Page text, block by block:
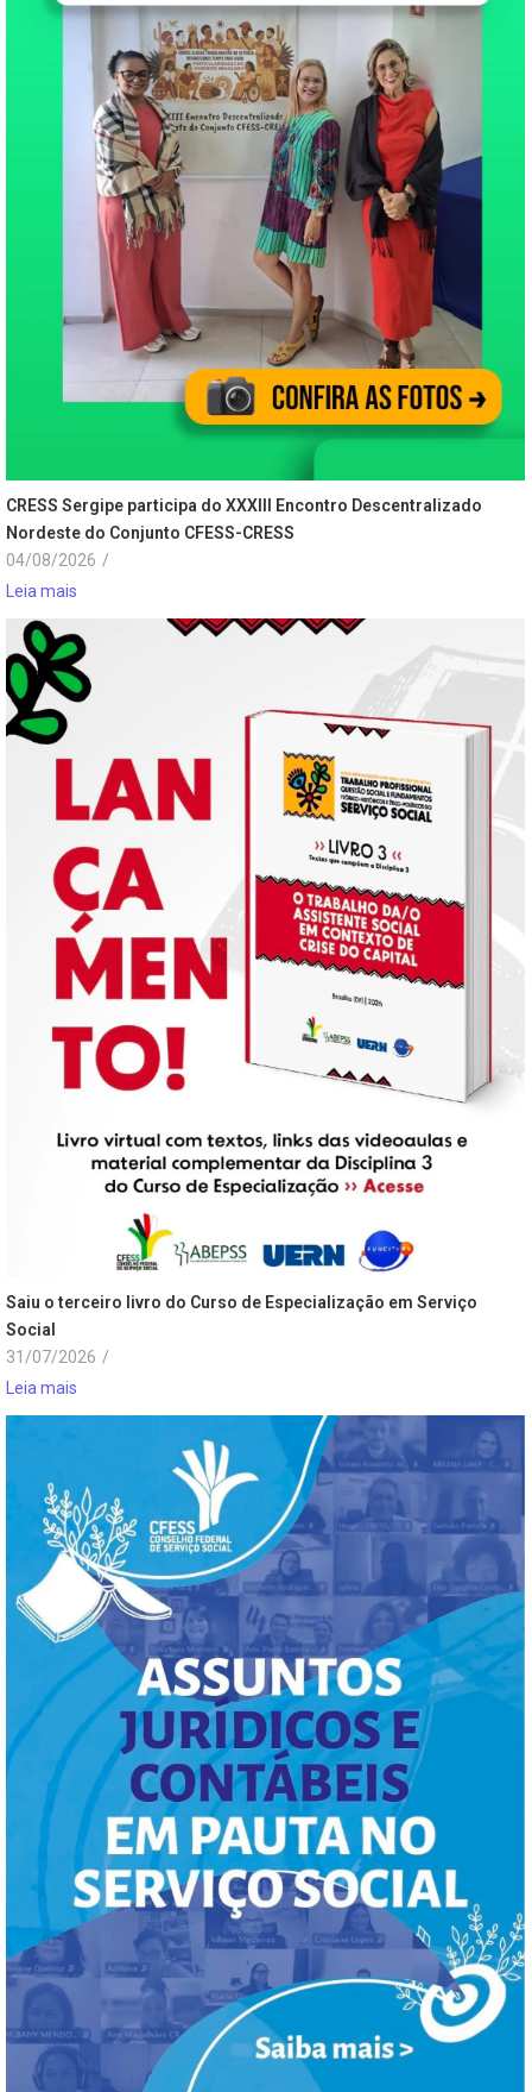
CRESS Sergipe participa do XXXIII Encontro Descentralizado
Nordeste do Conjunto CFESS-CRESS
04/08/2026 /
Leia mais
Saiu o terceiro livro do Curso de Especialização em Serviço
Social
31/07/2026 /
Leia mais